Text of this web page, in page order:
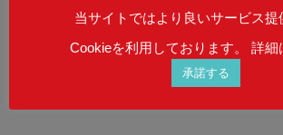
ご用意することができない場合もござ
予めご理解を賜りますよう、何卒お願
当サイトではより良いサービス提
Cookieを利用しております。 詳細
承諾する